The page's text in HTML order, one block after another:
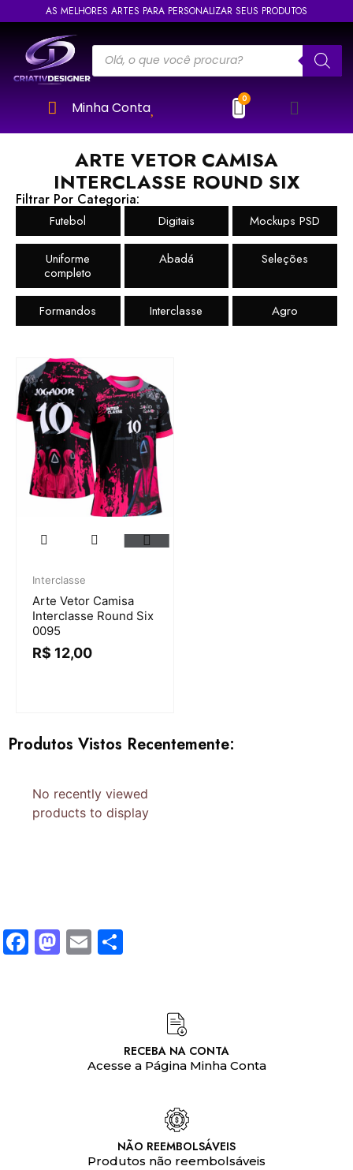
AS MELHORES ARTES PARA PERSONALIZAR SEUS PRODUTOS
Minha Conta
ARTE VETOR CAMISA
INTERCLASSE ROUND SIX
Filtrar Por Categoria:
Futebol Digitais Mockups PSD
Uniforme
completo
Abadá Seleções
Formandos Interclasse Agro
Interclasse
Arte Vetor Camisa
Interclasse Round Six
0095
R$ 12,00
Produtos Vistos Recentemente:
No recently viewed
products to display
Facebook
Mastodon
Email
RECEBA NA CONTA
Acesse a Página Minha Conta
NÃO REEMBOLSÁVEIS
Produtos não reembolsáveis